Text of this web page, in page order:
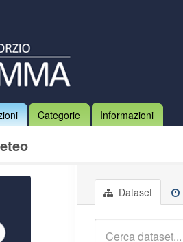
Categorie Informazioni
Dataset